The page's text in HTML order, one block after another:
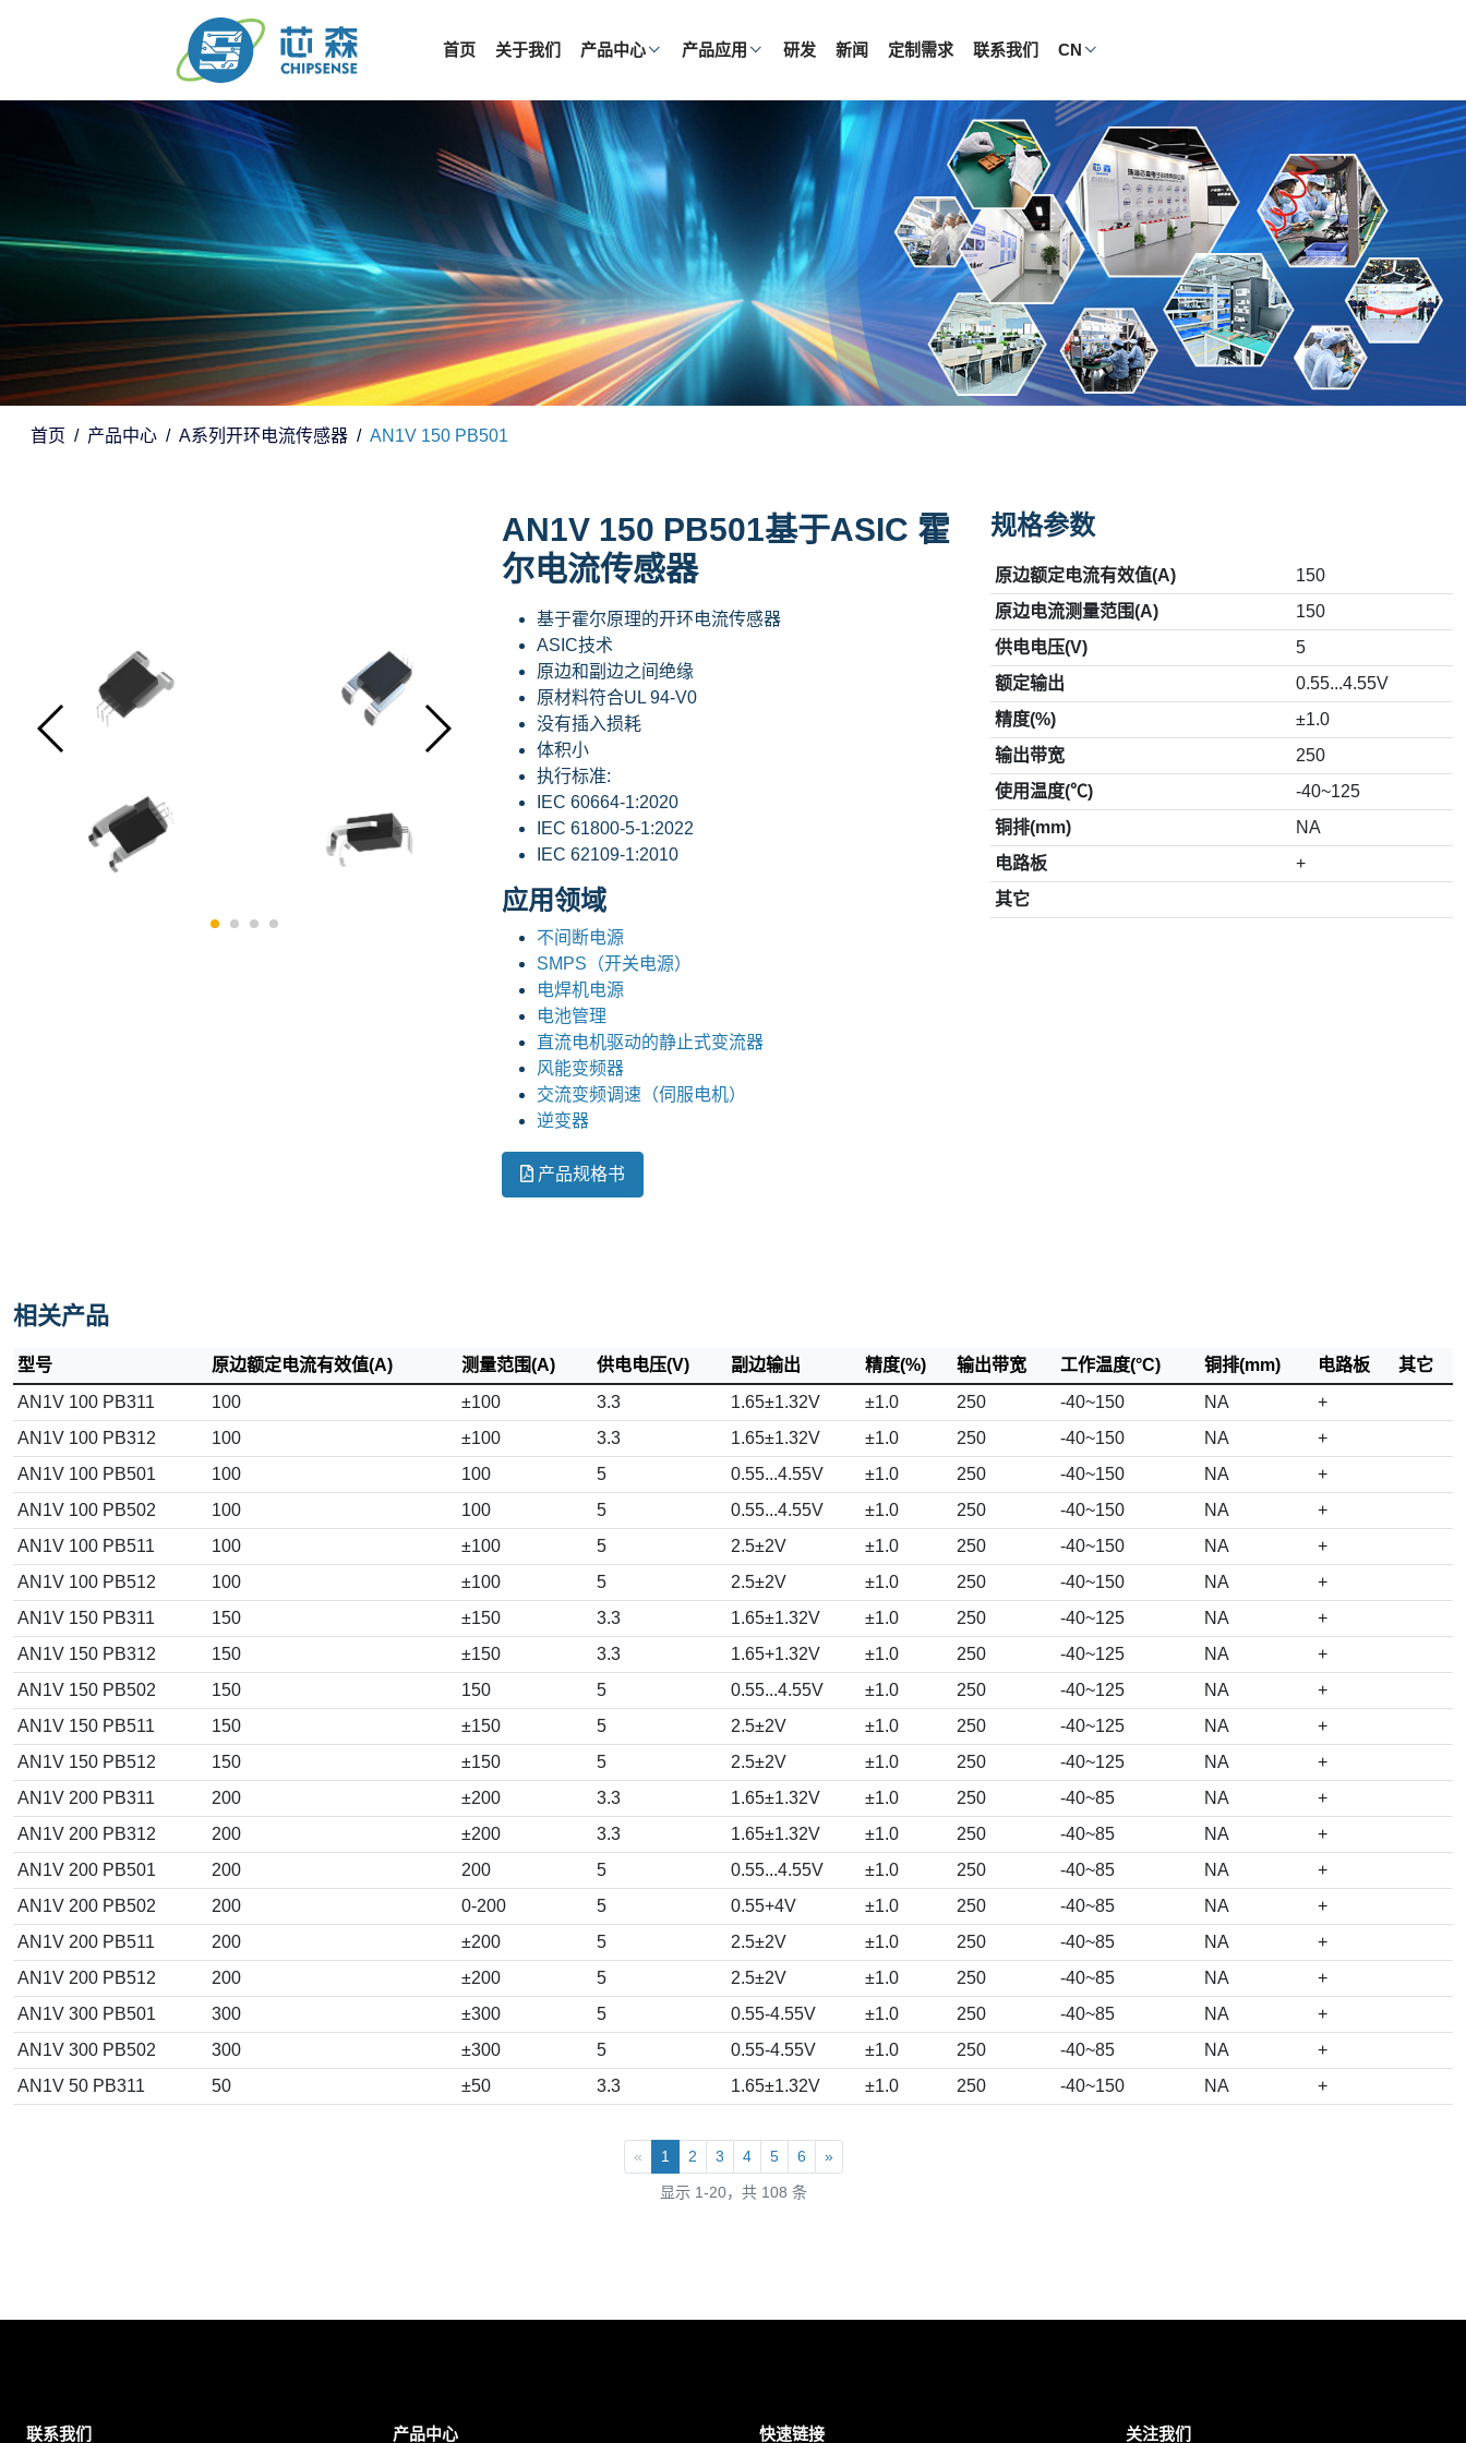
首页 关于我们 产品中心 产品应用 研发 新闻 定制需求 联系我们 CN
首页 产品中心 A系列开环电流传感器 AN1V 150 PB501
AN1V 150 PB501基于ASIC 霍
尔电流传感器
基于霍尔原理的开环电流传感器
ASIC技术
原边和副边之间绝缘
原材料符合UL 94-V0
没有插入损耗
体积小
执行标准:
IEC 60664-1:2020
IEC 61800-5-1:2022
IEC 62109-1:2010
应用领域
不间断电源
SMPS（开关电源）
电焊机电源
电池管理
直流电机驱动的静止式变流器
风能变频器
交流变频调速（伺服电机）
逆变器
产品规格书
规格参数
原边额定电流有效值(A)
150
原边电流测量范围(A)
150
供电电压(V)
5
额定输出
0.55...4.55V
精度(%)
±1.0
输出带宽
250
使用温度(℃)
-40~125
铜排(mm)
NA
电路板
+
其它
相关产品
型号 原边额定电流有效值(A) 测量范围(A) 供电电压(V) 副边输出 精度(%) 输出带宽 工作温度(°C) 铜排(mm) 电路板
其它
AN1V 100 PB311
100 ±100 3.3 1.65±1.32V ±1.0 250 -40~150 NA
+
AN1V 100 PB312
100 ±100 3.3 1.65±1.32V ±1.0 250 -40~150 NA
+
AN1V 100 PB501
100 100 5 0.55...4.55V ±1.0 250 -40~150 NA
+
AN1V 100 PB502
100 100 5 0.55...4.55V ±1.0 250 -40~150 NA
+
AN1V 100 PB511
100 ±100 5 2.5±2V ±1.0 250 -40~150 NA
+
AN1V 100 PB512
100 ±100 5 2.5±2V ±1.0 250 -40~150 NA
+
AN1V 150 PB311
150 ±150 3.3 1.65±1.32V ±1.0 250 -40~125 NA
+
AN1V 150 PB312
150 ±150 3.3 1.65+1.32V ±1.0 250 -40~125 NA
+
AN1V 150 PB502
150 150 5 0.55...4.55V ±1.0 250 -40~125 NA
+
AN1V 150 PB511
150 ±150 5 2.5±2V ±1.0 250 -40~125 NA
+
AN1V 150 PB512
150 ±150 5 2.5±2V ±1.0 250 -40~125 NA
+
AN1V 200 PB311
200 ±200 3.3 1.65±1.32V ±1.0 250 -40~85 NA
+
AN1V 200 PB312
200 ±200 3.3 1.65±1.32V ±1.0 250 -40~85 NA
+
AN1V 200 PB501
200 200 5 0.55...4.55V ±1.0 250 -40~85 NA
+
AN1V 200 PB502
200 0-200 5 0.55+4V ±1.0 250 -40~85 NA
+
AN1V 200 PB511
200 ±200 5 2.5±2V ±1.0 250 -40~85 NA
+
AN1V 200 PB512
200 ±200 5 2.5±2V ±1.0 250 -40~85 NA
+
AN1V 300 PB501
300 ±300 5 0.55-4.55V ±1.0 250 -40~85 NA
+
AN1V 300 PB502
300 ±300 5 0.55-4.55V ±1.0 250 -40~85 NA
+
AN1V 50 PB311
50 ±50 3.3 1.65±1.32V ±1.0 250 -40~150 NA +
« 1 2 3 4 5 6 »
显示 1-20，共 108 条
联系我们 产品中心 快速链接 关注我们